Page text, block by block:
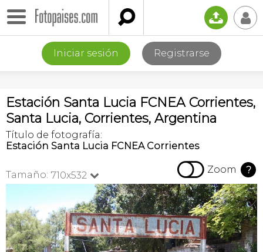
 📤 👤
Iniciar sesión Registrarse
Estación Santa Lucia FCNEA Corrientes,
Santa Lucia, Corrientes, Argentina
Título de fotografía:
Estación Santa Lucia FCNEA Corrientes
Tamaño: 710x532   Zoom ?